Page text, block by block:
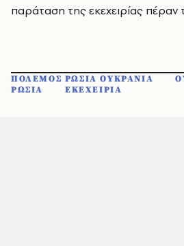
παράταση της εκεχειρίας
ΠΟΛΕΜΟΣ ΡΩΣΙΑ ΟΥΚΡΑΝΙΑ
ΡΩΣΙΑ
ΕΚΕΧΕΙΡΙΑ